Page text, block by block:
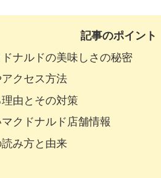
記事のポイント
ナルドの美味しさの秘密
クセス方法
由とその対策
クドナルド店舗情報
み方と由来